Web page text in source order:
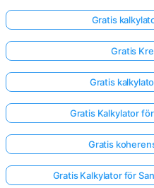
Gratis
Gratis
Gratis
Gratis Kalkylator
Gratis
Gratis Kalkylator för